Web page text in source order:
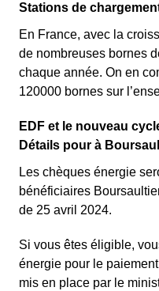
Stations de
En France, avec la
de nombreuses bornes
chaque année. On en
120000 bornes sur
EDF et le nouveau
Détails pour à
Les chèques énergie
bénéficiaires
de 25 avril 2024.
Si vous êtes éligible,
énergie pour le
mis en place par le